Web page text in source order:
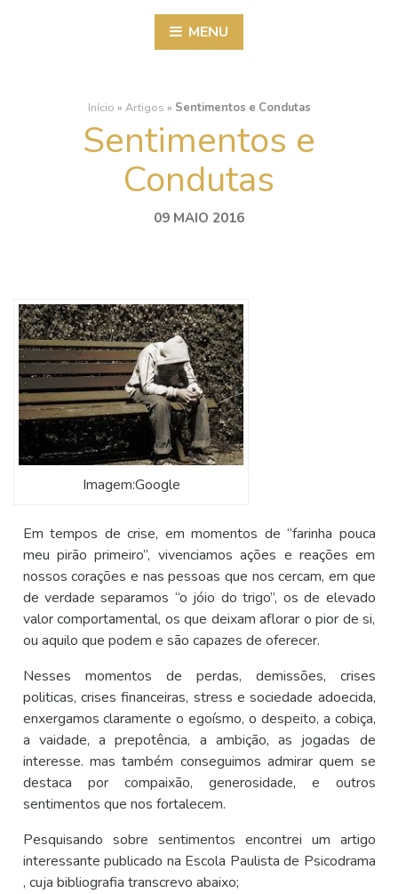
MENU
Início » Artigos » Sentimentos e Condutas
Sentimentos e
Condutas
09 MAIO 2016
Imagem:Google
Em tempos de crise, em momentos de “farinha pouca
meu pirão primeiro”, vivenciamos ações e reações em
nossos corações e nas pessoas que nos cercam, em que
de verdade separamos “o jóio do trigo”, os de elevado
valor comportamental, os que deixam aflorar o pior de si,
ou aquilo que podem e são capazes de oferecer.
Nesses momentos de perdas, demissões, crises
politicas, crises financeiras, stress e sociedade adoecida,
enxergamos claramente o egoísmo, o despeito, a cobiça,
a vaidade, a prepotência, a ambição, as jogadas de
interesse. mas também conseguimos admirar quem se
destaca por compaixão, generosidade, e outros
sentimentos que nos fortalecem.
Pesquisando sobre sentimentos encontrei um artigo
interessante publicado na Escola Paulista de Psicodrama
, cuja bibliografia transcrevo abaixo;